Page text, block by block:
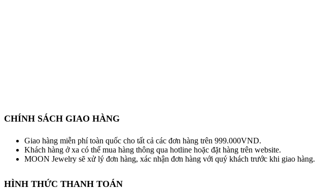
CHÍNH SÁCH GIAO HÀNG
Giao hàng miễn phí toàn quốc cho tất cả các đơn hàng trên 999.000VND.
Khách hàng ở xa có thể mua hàng thông qua hotline hoặc đặt hàng trên website.
MOON Jewelry sẽ xử lý đơn hàng, xác nhận đơn hàng với quý khách trước khi giao hàng.
HÌNH THỨC THANH TOÁN